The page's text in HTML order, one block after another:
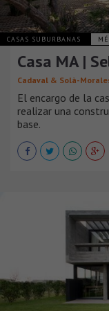
CASAS SUBURBANAS
Casa MA |
Cadaval & Solà-
El encargo de la
realizar una
base.